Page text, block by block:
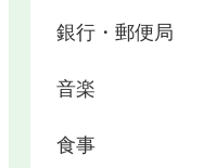
銀行・郵便局
音楽
食事